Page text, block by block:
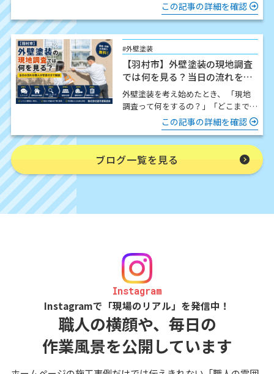
査したら契約しないといけないの？」
「どんな流れで進…
この記事の詳細を確認
#外壁塗装
【羽村市】外壁塗装の現地調査
では何を見る？当日の流れを職
人が写真付きで解説
外壁塗装を考え始めたとき、 「現地
調査って何をするの？」「どこまで細
かく見てもらえるの？」「時間はどの
くらいかかるの？」 この…
この記事の詳細を確認
ブログ一覧を見る
Instagram
Instagramで「現場のリアル」を発信中！
職人の横顔や、毎日の
作業風景を公開しています